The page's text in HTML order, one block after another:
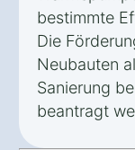
bestimmte
Die
Neubauten
Sanierung
beantragt